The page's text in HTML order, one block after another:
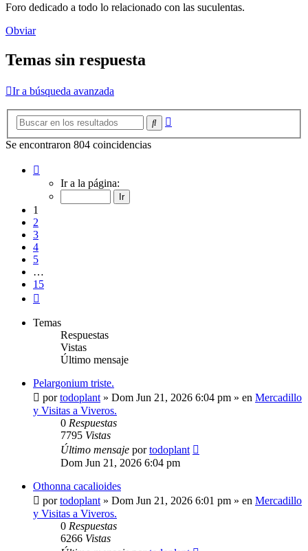
Foro dedicado a todo lo relacionado con las suculentas.
Obviar
Temas sin respuesta
Ir a búsqueda avanzada
Buscar
Se encontraron 804 coincidencias
Ir a la página:
1
2
3
4
5
…
15
Temas
Respuestas
Vistas
Último mensaje
Pelargonium triste.
portodoplant » Dom Jun 21, 2026 6:04 pm » en Mercadillo
y Visitas a Viveros.
0 Respuestas
7795 Vistas
Último mensaje portodoplant
Dom Jun 21, 2026 6:04 pm
Othonna cacalioides
portodoplant » Dom Jun 21, 2026 6:01 pm » en Mercadillo
y Visitas a Viveros.
0 Respuestas
6266 Vistas